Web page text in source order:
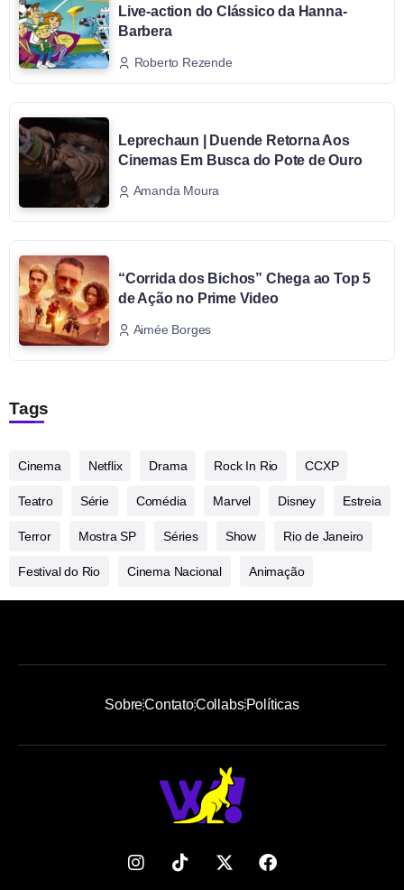
Live-action do Clássico da Hanna-
Barbera
Roberto Rezende
Leprechaun | Duende Retorna Aos
Cinemas Em Busca do Pote de Ouro
Amanda Moura
“Corrida dos Bichos” Chega ao Top 5
de Ação no Prime Video
Aimée Borges
Tags
Cinema Netflix Drama Rock In Rio CCXP
Teatro Série Comédia Marvel Disney Estreia
Terror Mostra SP Séries Show Rio de Janeiro
Festival do Rio Cinema Nacional Animação
SobreContatoCollabsPolíticas